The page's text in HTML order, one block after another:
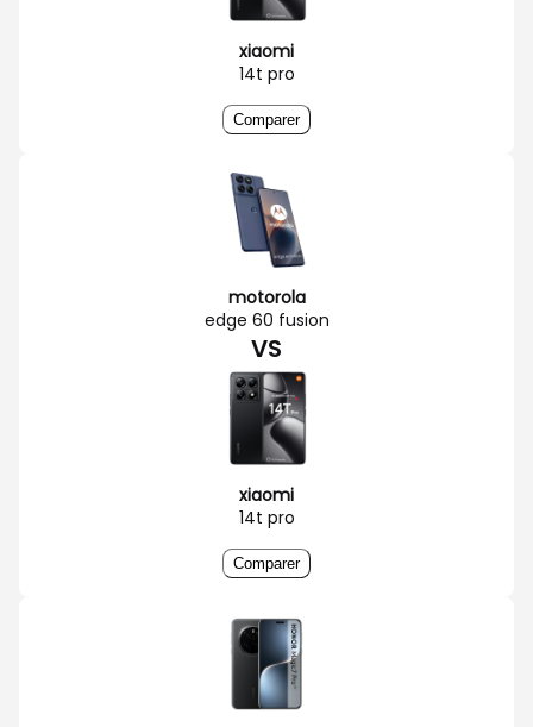
xiaomi
14t pro
Comparer
motorola
edge 60 fusion
VS
xiaomi
14t pro
Comparer